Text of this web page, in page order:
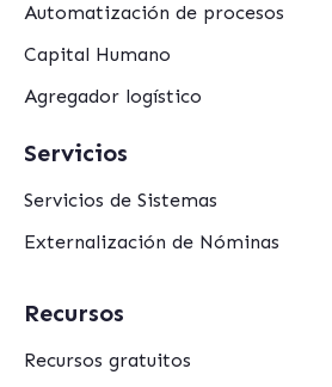
Automatización de procesos
Capital Humano
Agregador logístico
Servicios
Servicios de Sistemas
Externalización de Nóminas
Recursos
Recursos gratuitos